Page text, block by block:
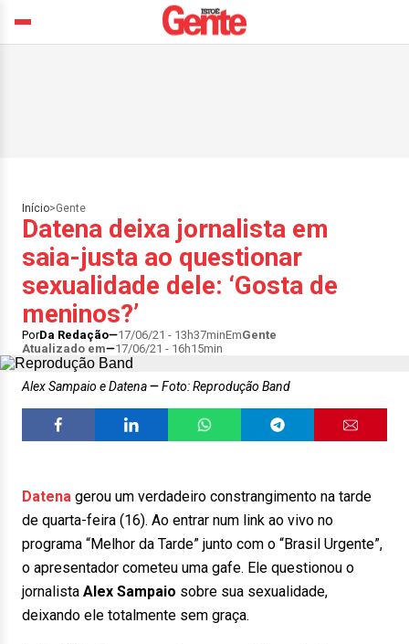
Início>Gente
Datena deixa jornalista em
saia-justa ao questionar
sexualidade dele: ‘Gosta de
meninos?’
PorDa Redação 17/06/21 - 13h37minEmGente
Atualizado em
17/06/21 - 16h15min
Alex Sampaio e Datena Foto: Reprodução Band
Datena gerou um verdadeiro constrangimento na tarde
de quarta-feira (16). Ao entrar num link ao vivo no
programa “Melhor da Tarde” junto com o “Brasil Urgente”,
o apresentador cometeu uma gafe. Ele questionou o
jornalista Alex Sampaio sobre sua sexualidade,
deixando ele totalmente sem graça.